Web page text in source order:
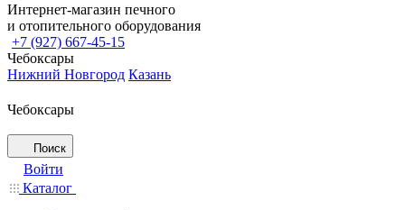
Интернет-магазин печного
и отопительного оборудования
+7 (927) 667-45-15
Чебоксары
Нижний Новгород Казань
Чебоксары
Поиск
Войти
Каталог